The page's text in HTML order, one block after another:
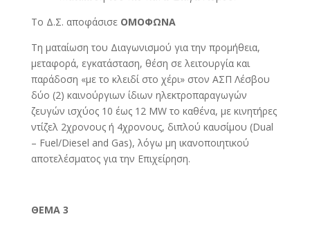
Το Δ.Σ. αποφάσισε ΟΜΟΦΩΝΑ
Τη ματαίωση του Διαγωνισμού για την προμήθεια,
μεταφορά, εγκατάσταση, θέση σε λειτουργία και
παράδοση «με το κλειδί στο χέρι» στον ΑΣΠ Λέσβου
δύο (2) καινούργιων ίδιων ηλεκτροπαραγωγών
ζευγών ισχύος 10 έως 12 MW το καθένα, με κινητήρες
ντίζελ 2χρονους ή 4χρονους, διπλού καυσίμου (Dual
– Fuel/Diesel and Gas), λόγω μη ικανοποιητικού
αποτελέσματος για την Επιχείρηση.
ΘΕΜΑ 3